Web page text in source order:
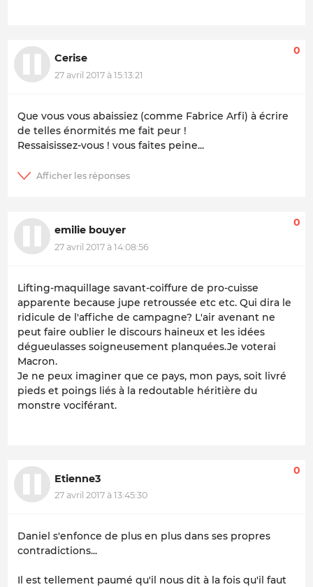
Cerise
27 avril 2017 à 15:13:21
0
Que vous vous abaissiez (comme Fabrice Arfi) à écrire
de telles énormités me fait peur !
Ressaisissez-vous ! vous faites peine...
emilie bouyer
27 avril 2017 à 14:08:56
0
Lifting-maquillage savant-coiffure de pro-cuisse
apparente because jupe retroussée etc etc. Qui dira le
ridicule de l'affiche de campagne? L'air avenant ne
peut faire oublier le discours haineux et les idées
dégueulasses soigneusement planquées.Je voterai
Macron.
Je ne peux imaginer que ce pays, mon pays, soit livré
pieds et poings liés à la redoutable héritière du
monstre vociférant.
Etienne3
27 avril 2017 à 13:45:30
0
Daniel s'enfonce de plus en plus dans ses propres
contradictions...
Il est tellement paumé qu'il nous dit à la fois qu'il faut